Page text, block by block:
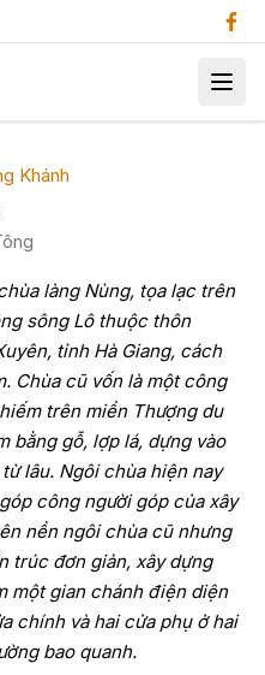
Khánh
làng Nùng, tọa lạc trên
sông Lô thuộc thôn
tỉnh Hà Giang, cách
Chùa cũ vốn là một công
trên miền Thượng du
bằng gỗ, lợp lá, dựng vào
lâu. Ngôi chùa hiện nay
công người góp của xây
nền ngôi chùa cũ nhưng
trúc đơn giản, xây dựng
một gian chánh điện diện
chính và hai cửa phụ ở hai
bao quanh.